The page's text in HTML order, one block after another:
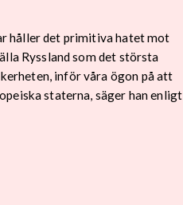
håller det primitiva hatet mot
Ryssland som det största
inför våra ögon på att
staterna, säger han enligt